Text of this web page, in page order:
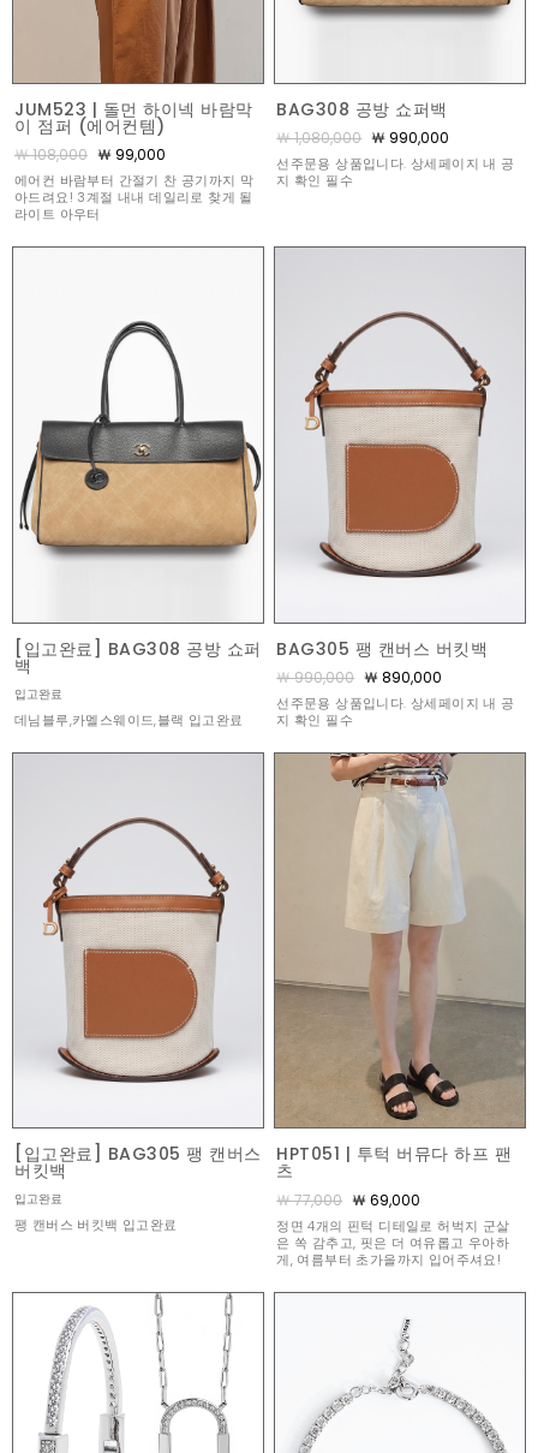
JUM523 | 돌먼 하이넥 바람막
이 점퍼 (에어컨템)
￦ 108,000 ￦ 99,000
에어컨 바람부터 간절기 찬 공기까지 막
아드려요! 3계절 내내 데일리로 찾게 될
라이트 아우터
BAG308 공방 쇼퍼백
￦ 1,080,000 ￦ 990,000
선주문용 상품입니다. 상세페이지 내 공
지 확인 필수
[입고완료] BAG308 공방 쇼퍼
백
입고완료
데님블루,카멜스웨이드,블랙 입고완료
BAG305 팽 캔버스 버킷백
￦ 990,000 ￦ 890,000
선주문용 상품입니다. 상세페이지 내 공
지 확인 필수
[입고완료] BAG305 팽 캔버스
버킷백
입고완료
팽 캔버스 버킷백 입고완료
HPT051 | 투턱 버뮤다 하프 팬
츠
￦ 77,000 ￦ 69,000
정면 4개의 핀턱 디테일로 허벅지 군살
은 쏙 감추고, 핏은 더 여유롭고 우아하
게, 여름부터 초가을까지 입어주셔요!